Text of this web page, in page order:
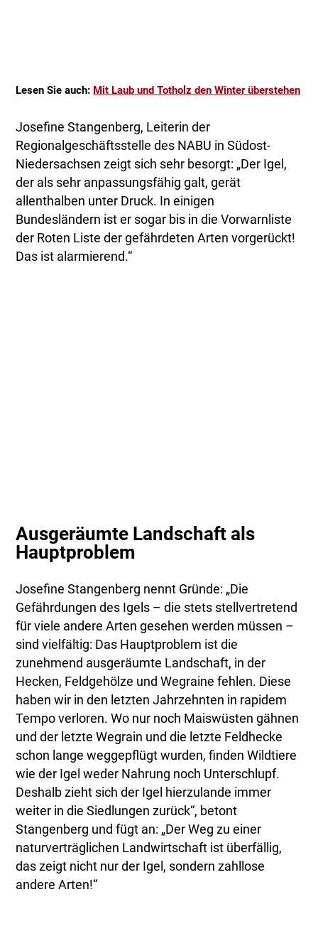
Lesen Sie auch: Mit Laub und Totholz den Winter überstehen
Josefine Stangenberg, Leiterin der
Regionalgeschäftsstelle des NABU in Südost-
Niedersachsen zeigt sich sehr besorgt: „Der Igel,
der als sehr anpassungsfähig galt, gerät
allenthalben unter Druck. In einigen
Bundesländern ist er sogar bis in die Vorwarnliste
der Roten Liste der gefährdeten Arten vorgerückt!
Das ist alarmierend.“
Ausgeräumte Landschaft als
Hauptproblem
Josefine Stangenberg nennt Gründe: „Die
Gefährdungen des Igels – die stets stellvertretend
für viele andere Arten gesehen werden müssen –
sind vielfältig: Das Hauptproblem ist die
zunehmend ausgeräumte Landschaft, in der
Hecken, Feldgehölze und Wegraine fehlen. Diese
haben wir in den letzten Jahrzehnten in rapidem
Tempo verloren. Wo nur noch Maiswüsten gähnen
und der letzte Wegrain und die letzte Feldhecke
schon lange weggepflügt wurden, finden Wildtiere
wie der Igel weder Nahrung noch Unterschlupf.
Deshalb zieht sich der Igel hierzulande immer
weiter in die Siedlungen zurück“, betont
Stangenberg und fügt an: „Der Weg zu einer
naturverträglichen Landwirtschaft ist überfällig,
das zeigt nicht nur der Igel, sondern zahllose
andere Arten!“